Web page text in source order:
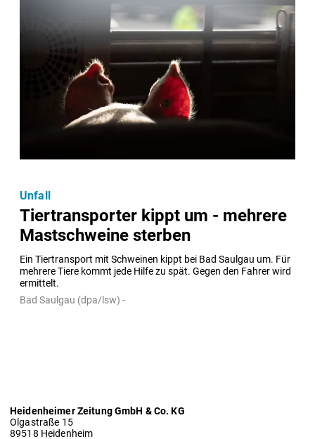
Tiertransporter kippt um - mehrere
Mastschweine sterben
Ein Tiertransport mit Schweinen kippt bei Bad Saulgau um. Für
mehrere Tiere kommt jede Hilfe zu spät. Gegen den Fahrer wird
ermittelt.
Unfall
Bad Saulgau (dpa/lsw) -
Heidenheimer Zeitung GmbH & Co. KG
Olgastraße 15
89518 Heidenheim